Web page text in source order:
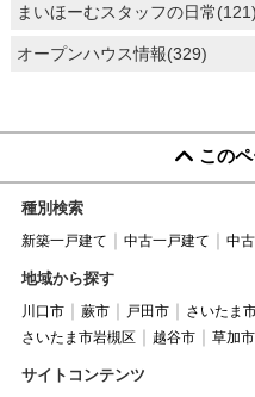
まいほーむスタッフの日常(121)
オープンハウス情報(329)
この
種別検索
新築一戸建て 中古一戸建て 中
地域から探す
川口市 蕨市 戸田市 さいたま
さいたま市岩槻区
越谷市 草加市
サイトコンテンツ